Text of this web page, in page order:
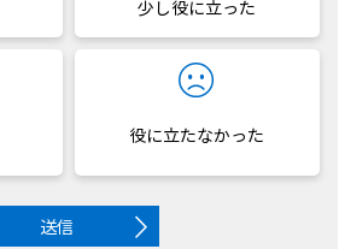
少し役に立った
役に立たなかった
送信